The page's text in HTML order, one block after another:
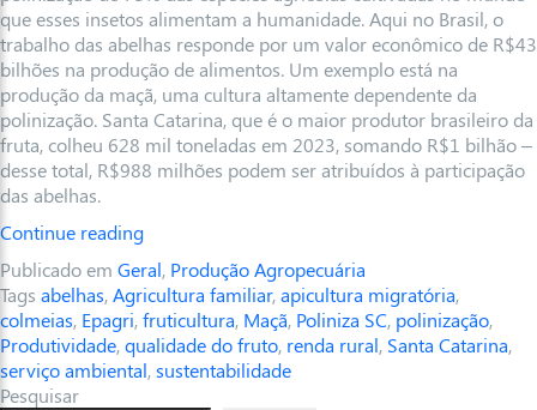
que esses insetos alimentam a humanidade. Aqui no Brasil, o
trabalho das abelhas responde por um valor econômico de R$43
bilhões na produção de alimentos. Um exemplo está na
produção da maçã, uma cultura altamente dependente da
polinização. Santa Catarina, que é o maior produtor brasileiro da
fruta, colheu 628 mil toneladas em 2023, somando R$1 bilhão –
desse total, R$988 milhões podem ser atribuídos à participação
das abelhas.
Continue reading
Publicado em Geral, Produção Agropecuária
Tags abelhas,Agricultura familiar,apicultura migratória,
colmeias, Epagri,fruticultura, Maçã, Poliniza SC, polinização,
Produtividade,qualidade do fruto, renda rural, Santa Catarina,
serviço ambiental,sustentabilidade
Pesquisar